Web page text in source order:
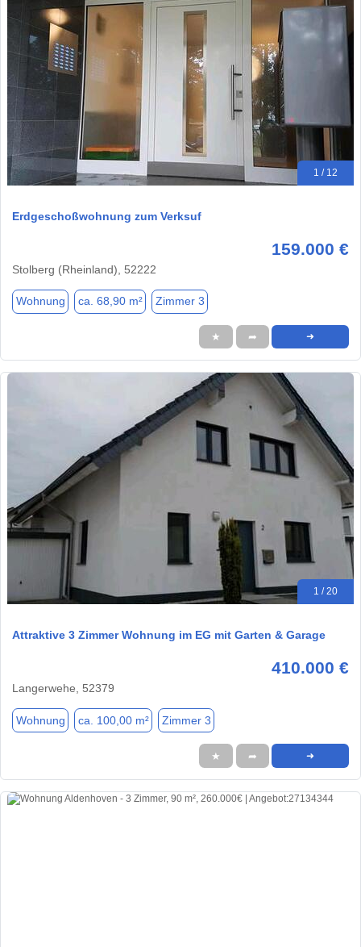
1 / 12
Erdgeschoßwohnung zum Verksuf
159.000 €
Stolberg (Rheinland), 52222
Wohnung ca. 68,90 m² Zimmer 3
★ ➦ ➜
1 / 20
Attraktive 3 Zimmer Wohnung im EG mit Garten & Garage
410.000 €
Langerwehe, 52379
Wohnung ca. 100,00 m² Zimmer 3
★ ➦ ➜